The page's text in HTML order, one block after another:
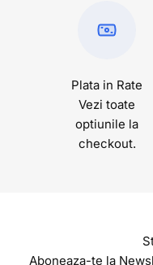
Mai ai Nevoie
Daca ai alte intrebari
de Contact, aici .
De asemenea, ne poti
Plata in Rate
Vezi toate
optiunile la
checkout.
Aboneaza-te la